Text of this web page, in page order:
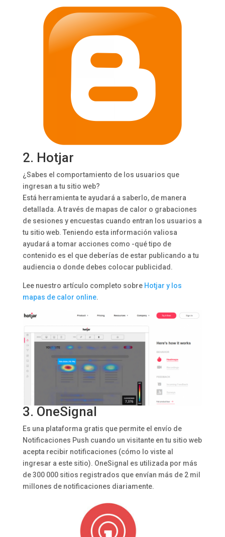
2. Hotjar
¿Sabes el comportamiento de los usuarios que
ingresan a tu sitio web?
Está herramienta te ayudará a saberlo, de manera
detallada. A través de mapas de calor o grabaciones
de sesiones y encuestas cuando entran los usuarios a
tu sitio web. Teniendo esta información valiosa
ayudará a tomar acciones como -qué tipo de
contenido es el que deberías de estar publicando a tu
audiencia o donde debes colocar publicidad.
Lee nuestro artículo completo sobre Hotjar y los
mapas de calor online.
3. OneSignal
Es una plataforma gratis que permite el envío de
Notificaciones Push cuando un visitante en tu sitio web
acepta recibir notificaciones (cómo lo viste al
ingresar a este sitio). OneSignal es utilizada por más
de 300 000 sitios registrados que envían más de 2 mil
millones de notificaciones diariamente.